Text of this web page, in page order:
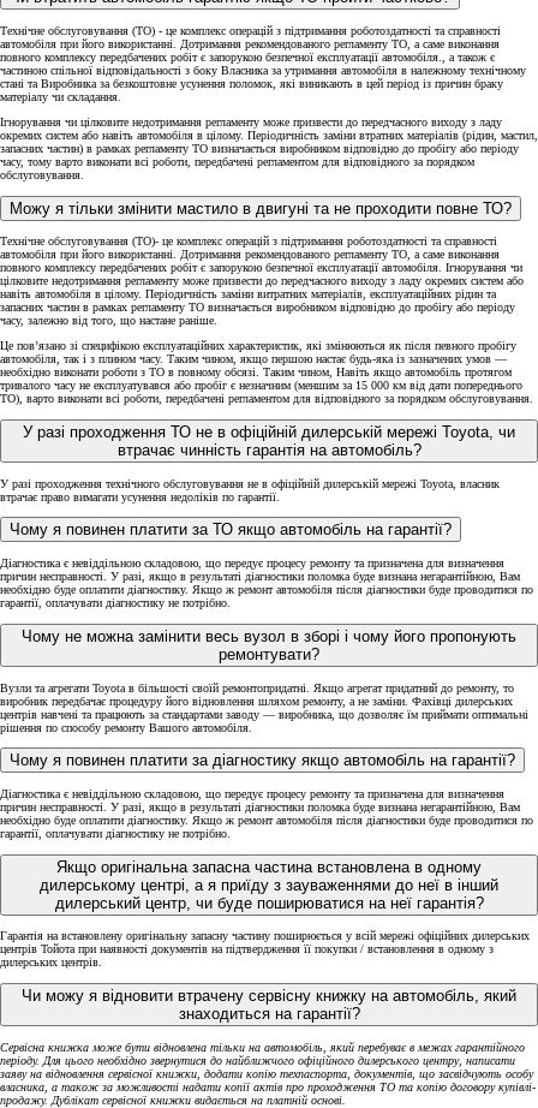
Технічне обслуговування (ТО) - це комплекс операцій з підтримання роботоздатності та справності
автомобіля при його використанні. Дотримання рекомендованого регламенту ТО, а саме виконання
повного комплексу передбачених робіт є запорукою безпечної експлуатації автомобіля., а також є
частиною спільної відповідальності з боку Власника за утримання автомобіля в належному технічному
стані та Виробника за безкоштовне усунення поломок, які виникають в цей період із причин браку
матеріалу чи складання.
Ігнорування чи цілковите недотримання регламенту може призвести до передчасного виходу з ладу
окремих систем або навіть автомобіля в цілому. Періодичність заміни втратних матеріалів (рідин, мастил,
запасних частин) в рамках регламенту ТО визначається виробником відповідно до пробігу або періоду
часу, тому варто виконати всі роботи, передбачені регламентом для відповідного за порядком
обслуговування.
Можу я тільки змінити мастило в двигуні та не проходити повне ТО?
Технічне обслуговування (ТО)- це комплекс операцій з підтримання роботоздатності та справності
автомобіля при його використанні. Дотримання рекомендованого регламенту ТО, а саме виконання
повного комплексу передбачених робіт є запорукою безпечної експлуатації автомобіля. Ігнорування чи
цілковите недотримання регламенту може призвести до передчасного виходу з ладу окремих систем або
навіть автомобіля в цілому. Періодичність заміни витратних матеріалів, експлуатаційних рідин та
запасних частин в рамках регламенту ТО визначається виробником відповідно до пробігу або періоду
часу, залежно від того, що настане раніше.
Це пов’язано зі специфікою експлуатаційних характеристик, які змінюються як після певного пробігу
автомобіля, так і з плином часу. Таким чином, якщо першою настає будь-яка із зазначених умов —
необхідно виконати роботи з ТО в повному обсязі. Таким чином, Навіть якщо автомобіль протягом
тривалого часу не експлуатувався або пробіг є незначним (меншим за 15 000 км від дати попереднього
ТО), варто виконати всі роботи, передбачені регламентом для відповідного за порядком обслуговування.
У разі проходження ТО не в офіційній дилерській мережі Toyota, чи
втрачає чинність гарантія на автомобіль?
У разі проходження технічного обслуговування не в офіційній дилерській мережі Toyota, власник
втрачає право вимагати усунення недоліків по гарантії.
Чому я повинен платити за ТО якщо автомобіль на гарантії?
Діагностика є невіддільною складовою, що передує процесу ремонту та призначена для визначення
причин несправності. У разі, якщо в результаті діагностики поломка буде визнана негарантійною, Вам
необхідно буде оплатити діагностику. Якщо ж ремонт автомобіля після діагностики буде проводитися по
гарантії, оплачувати діагностику не потрібно.
Чому не можна замінити весь вузол в зборі і чому його пропонують
ремонтувати?
Вузли та агрегати Toyota в більшості своїй ремонтопридатні. Якщо агрегат придатний до ремонту, то
виробник передбачає процедуру його відновлення шляхом ремонту, а не заміни. Фахівці дилерських
центрів навчені та працюють за стандартами заводу — виробника, що дозволяє їм приймати оптимальні
рішення по способу ремонту Вашого автомобіля.
Чому я повинен платити за діагностику якщо автомобіль на гарантії?
Діагностика є невіддільною складовою, що передує процесу ремонту та призначена для визначення
причин несправності. У разі, якщо в результаті діагностики поломка буде визнана негарантійною, Вам
необхідно буде оплатити діагностику. Якщо ж ремонт автомобіля після діагностики буде проводитися по
гарантії, оплачувати діагностику не потрібно.
Якщо оригінальна запасна частина встановлена в одному
дилерському центрі, а я приїду з зауваженнями до неї в інший
дилерський центр, чи буде поширюватися на неї гарантія?
Гарантія на встановлену оригінальну запасну частину поширюється у всій мережі офіційних дилерських
центрів Тойота при наявності документів на підтвердження її покупки / встановлення в одному з
дилерських центрів.
Чи можу я відновити втрачену сервісну книжку на автомобіль, який
знаходиться на гарантії?
Сервісна книжка може бути відновлена тільки на автомобіль, який перебуває в межах гарантійного
періоду. Для цього необхідно звернутися до найближчого офіційного дилерського центру, написати
заяву на відновлення сервісної книжки, додати копію техпаспорта, документів, що засвідчують особу
власника, а також за можливості надати копії актів про проходження ТО та копію договору купівлі-
продажу. Дублікат сервісної книжки видається на платній основі.